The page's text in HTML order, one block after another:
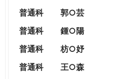
e普通科
郭○芸
普通科
鍾○陽
普通科
枋○妤
普通科
王○森